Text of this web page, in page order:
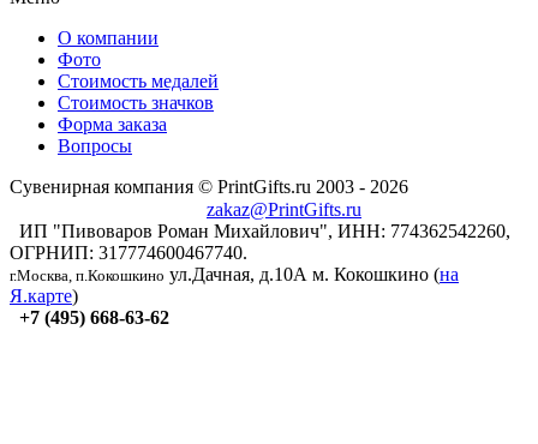
О компании
Фото
Стоимость медалей
Стоимость значков
Форма заказа
Вопросы
Сувенирная компания © PrintGifts.ru 2003 - 2026
zakaz@PrintGifts.ru
ИП "Пивоваров Роман Михайлович", ИНН: 774362542260,
ОГРНИП: 317774600467740.
г.Москва, п.Кокошкино ул.Дачная, д.10А м. Кокошкино (на
Я.карте)
+7 (495) 668-63-62